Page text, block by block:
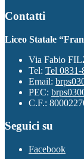
Contatti
Liceo Statale
Via Fabio
Tel: Tel 0831-
Email:
PEC:
C.F.:
Seguici su
Facebook